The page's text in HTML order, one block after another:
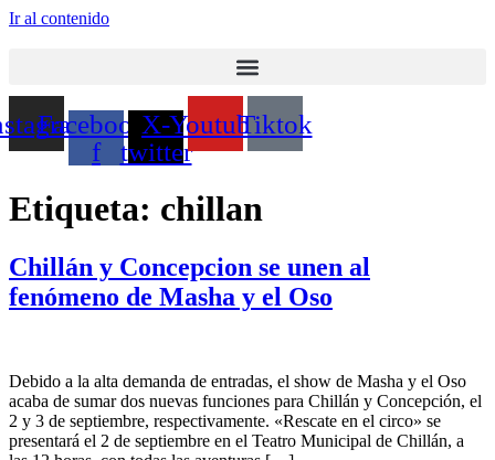
Ir al contenido
Facebook-
f
X-
twitter
YoutubeTiktok
Etiqueta: chillan
Chillán y Concepcion se unen al
fenómeno de Masha y el Oso
Debido a la alta demanda de entradas, el show de Masha y el Oso
acaba de sumar dos nuevas funciones para Chillán y Concepción, el
2 y 3 de septiembre, respectivamente. «Rescate en el circo» se
presentará el 2 de septiembre en el Teatro Municipal de Chillán, a